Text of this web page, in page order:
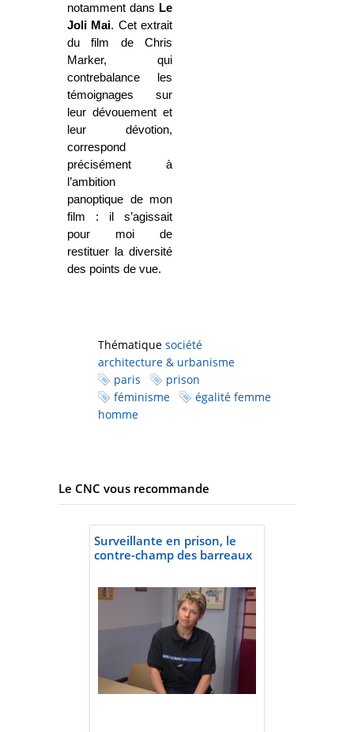
notamment dans Le
Joli Mai. Cet extrait
du film de Chris
Marker, qui
contrebalance les
témoignages sur
leur dévouement et
leur dévotion,
correspond
précisément à
l’ambition
panoptique de mon
film : il s’agissait
pour moi de
restituer la diversité
des points de vue.
Thématique société
architecture & urbanisme
paris
prison
féminisme
égalité femme
homme
Le CNC vous recommande
Surveillante en prison, le
contre-champ des barreaux